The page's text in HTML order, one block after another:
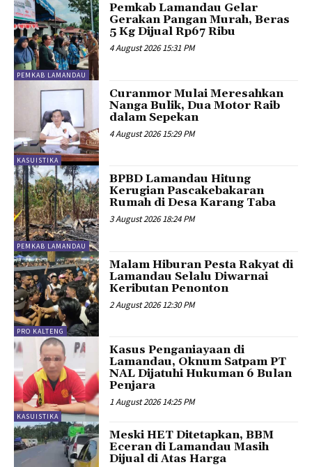
PEMKAB LAMANDAU
Pemkab Lamandau Gelar
Gerakan Pangan Murah, Beras
5 Kg Dijual Rp67 Ribu
4 August 2026 15:31 PM
KASUISTIKA
Curanmor Mulai Meresahkan
Nanga Bulik, Dua Motor Raib
dalam Sepekan
4 August 2026 15:29 PM
PEMKAB LAMANDAU
BPBD Lamandau Hitung
Kerugian Pascakebakaran
Rumah di Desa Karang Taba
3 August 2026 18:24 PM
PRO KALTENG
Malam Hiburan Pesta Rakyat di
Lamandau Selalu Diwarnai
Keributan Penonton
2 August 2026 12:30 PM
KASUISTIKA
Kasus Penganiayaan di
Lamandau, Oknum Satpam PT
NAL Dijatuhi Hukuman 6 Bulan
Penjara
1 August 2026 14:25 PM
Meski HET Ditetapkan, BBM
Eceran di Lamandau Masih
Dijual di Atas Harga